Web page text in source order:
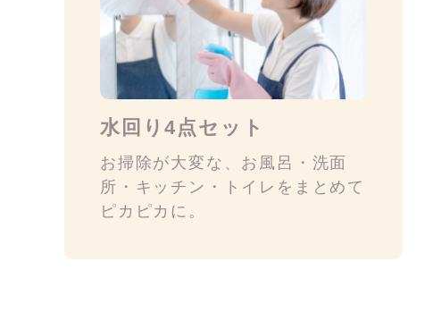
水回り4点セット
お掃除が大変な、お風呂・洗面
所・キッチン・トイレをまとめて
ピカピカに。